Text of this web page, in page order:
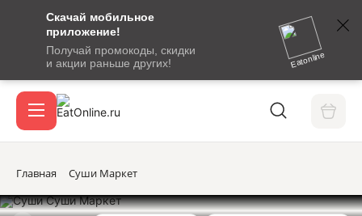
Скачай мобильное
приложение!
Получай промокоды, скидки
и акции раньше других!
Eatonline
сообщение
кодом
подтверждения
Акции
Главная Суши Маркет